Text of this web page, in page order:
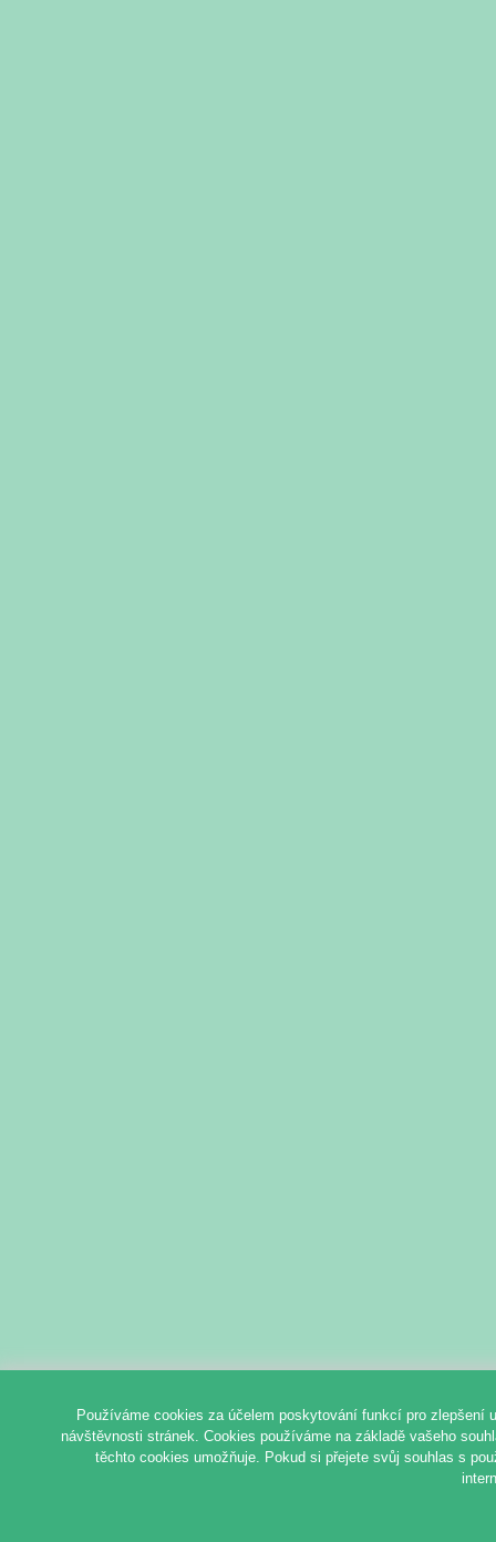
Používáme cookies za účelem poskytování funkcí pro zlepšení
návštěvnosti stránek. Cookies používáme na základě vašeho
těchto cookies umožňuje. Pokud si přejete svůj souhlas s